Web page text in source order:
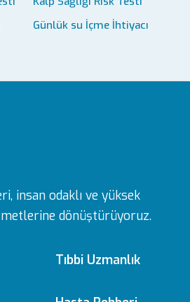
Günlük su İçme İhtiyacı
insan odaklı ve yüksek
dönüştürüyoruz.
Tıbbi Uzmanlık
Tıbbi Branşlar